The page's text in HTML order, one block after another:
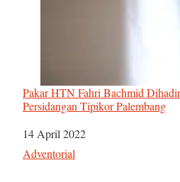
Pakar HTN Fahri Bachmid
Persidangan Tipikor Palembang
Tanggal
14 April 2022
Sehubungan dengan
Adventorial